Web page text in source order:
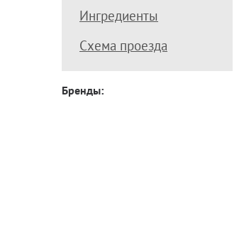
Ингредиенты
Схема проезда
Бренды: